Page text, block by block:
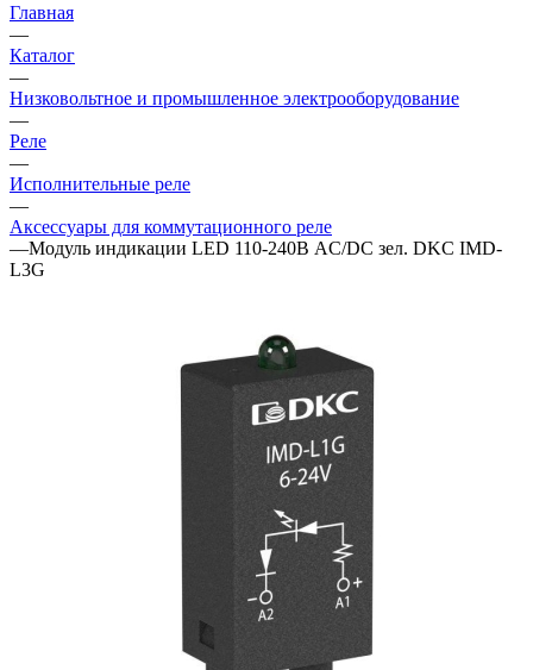
Главная
—
Каталог
—
Низковольтное и промышленное электрооборудование
—
Реле
—
Исполнительные реле
—
Аксессуары для коммутационного реле
—Модуль индикации LED 110-240В AC/DC зел. DKC IMD-
L3G